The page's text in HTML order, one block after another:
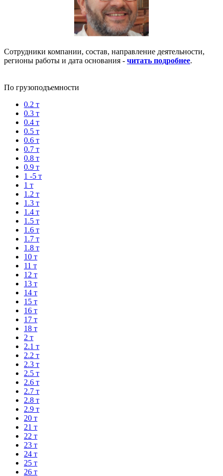
Сотрудники компании, состав, направление деятельности,
регионы работы и дата основания - читать подробнее.
По грузоподъемности
0.2 т
0.3 т
0.4 т
0.5 т
0.6 т
0.7 т
0.8 т
0.9 т
1 -5 т
1 т
1.2 т
1.3 т
1.4 т
1.5 т
1.6 т
1.7 т
1.8 т
10 т
11 т
12 т
13 т
14 т
15 т
16 т
17 т
18 т
2 т
2.1 т
2.2 т
2.3 т
2.5 т
2.6 т
2.7 т
2.8 т
2.9 т
20 т
21 т
22 т
23 т
24 т
25 т
26 т